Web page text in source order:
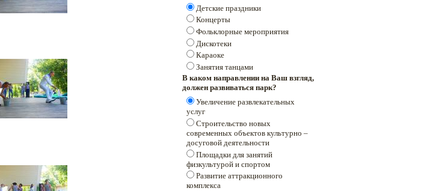
Детские праздники
Концерты
Фольклорные мероприятия
Дискотеки
Караоке
Занятия танцами
В каком направлении на Ваш взгляд,
должен развиваться парк?
Увеличение развлекательных
услуг
Строительство новых
современных объектов культурно –
досуговой деятельности
Площадки для занятий
физкультурой и спортом
Развитие аттракционного
комплекса